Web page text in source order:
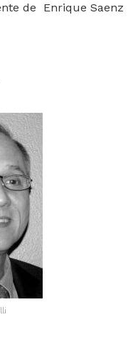
de Enrique Saenz